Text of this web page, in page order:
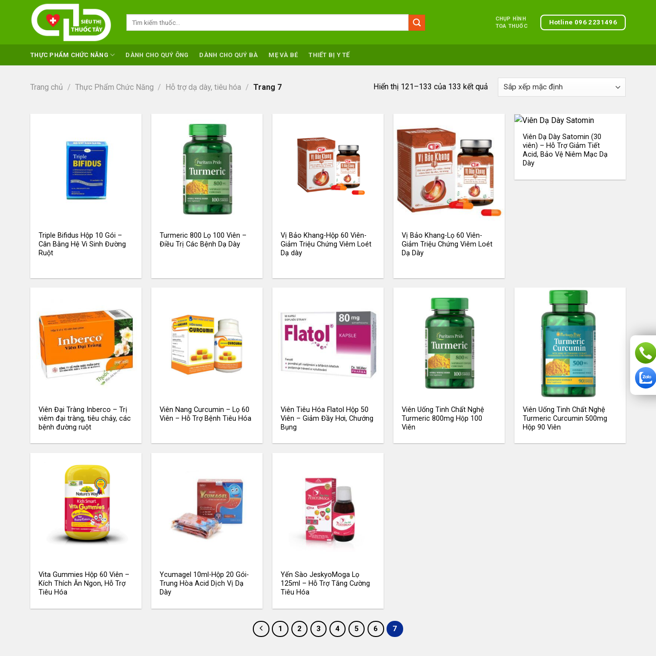
CHỤP HÌNH
TOA THUỐC
Hotline 096 2231496
THỰC PHẨM CHỨC NĂNG DÀNH CHO QUÝ ÔNG DÀNH CHO QUÝ BÀ MẸ VÀ BÉ THIẾT BỊ Y TẾ
Trang chủ / Thực Phẩm Chức Năng / Hỗ trợ dạ dày, tiêu hóa / Trang 7 Hiển thị 121–133 của 133 kết quả
Triple Bifidus Hộp 10 Gói –
Cân Bằng Hệ Vi Sinh Đường
Ruột
Turmeric 800 Lọ 100 Viên –
Điều Trị Các Bệnh Dạ Dày
Vị Bảo Khang-Hộp 60 Viên-
Giảm Triệu Chứng Viêm Loét
Dạ dày
Vị Bảo Khang-Lọ 60 Viên-
Giảm Triệu Chứng Viêm Loét
Dạ Dày
Viên Dạ Dày Satomin (30
viên) – Hỗ Trợ Giảm Tiết
Acid, Bảo Vệ Niêm Mạc Dạ
Dày
Viên Đại Tràng Inberco – Trị
viêm đại tràng, tiêu chảy, các
bệnh đường ruột
Viên Nang Curcumin – Lọ 60
Viên – Hỗ Trợ Bệnh Tiêu Hóa
Viên Tiêu Hóa Flatol Hộp 50
Viên – Giảm Đầy Hơi, Chướng
Bụng
Viên Uống Tinh Chất Nghệ
Turmeric 800mg Hộp 100
Viên
Viên Uống Tinh Chất Nghệ
Turmeric Curcumin 500mg
Hộp 90 Viên
Vita Gummies Hộp 60 Viên –
Kích Thích Ăn Ngon, Hỗ Trợ
Tiêu Hóa
Ycumagel 10ml-Hộp 20 Gói-
Trung Hòa Acid Dịch Vị Dạ
Dày
Yến Sào JeskyoMoga Lọ
125ml – Hỗ Trợ Tăng Cường
Tiêu Hóa
1 2 3 4 5 6 7